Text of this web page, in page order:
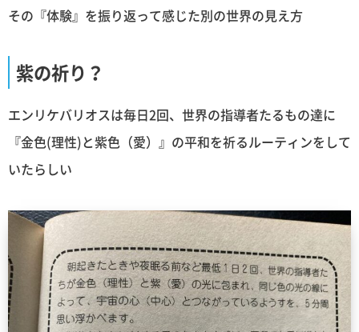
その『体験』を振り返って感じた別の世界の見え方
紫の祈り？
エンリケバリオスは毎日2回、世界の指導者たるもの達に
『金色(理性)と紫色（愛）』の平和を祈るルーティンをして
いたらしい